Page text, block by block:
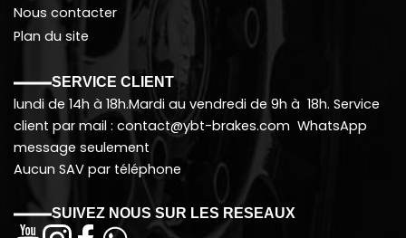
Nous contacter
Plan du site
SERVICE CLIENT
lundi de 14h à 18h.Mardi au vendredi de 9h à 18h. Service
client par mail : contact@ybt-brakes.com WhatsApp
message seulement
Aucun SAV par téléphone
SUIVEZ NOUS SUR LES RESEAUX